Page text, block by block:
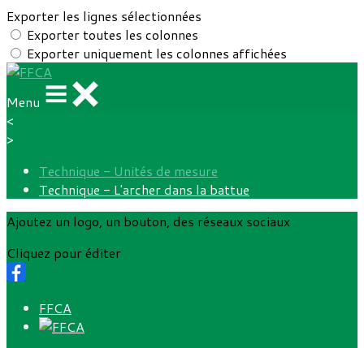
Exporter les lignes sélectionnées
Exporter toutes les colonnes
Exporter uniquement les colonnes affichées
Menu
<
>
Technique - Unités de mesure
Technique - L'archer dans la battue
Ajoutez un logo, un bouton, des réseaux sociaux
Cliquez pour éditer
FFCA